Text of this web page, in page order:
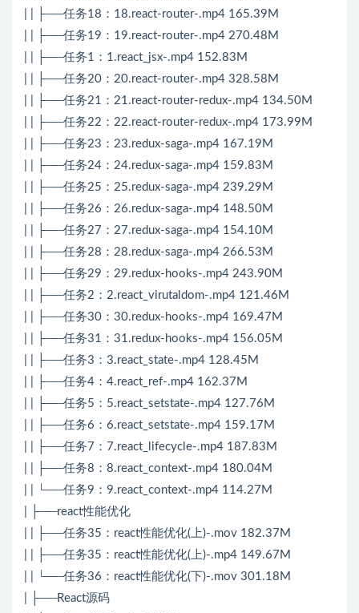
| | ├──任务18：18.react-router-.mp4 165.39M
| | ├──任务19：19.react-router-.mp4 270.48M
| | ├──任务1：1.react_jsx-.mp4 152.83M
| | ├──任务20：20.react-router-.mp4 328.58M
| | ├──任务21：21.react-router-redux-.mp4 134.50M
| | ├──任务22：22.react-router-redux-.mp4 173.99M
| | ├──任务23：23.redux-saga-.mp4 167.19M
| | ├──任务24：24.redux-saga-.mp4 159.83M
| | ├──任务25：25.redux-saga-.mp4 239.29M
| | ├──任务26：26.redux-saga-.mp4 148.50M
| | ├──任务27：27.redux-saga-.mp4 154.10M
| | ├──任务28：28.redux-saga-.mp4 266.53M
| | ├──任务29：29.redux-hooks-.mp4 243.90M
| | ├──任务2：2.react_virutaldom-.mp4 121.46M
| | ├──任务30：30.redux-hooks-.mp4 169.47M
| | ├──任务31：31.redux-hooks-.mp4 156.05M
| | ├──任务3：3.react_state-.mp4 128.45M
| | ├──任务4：4.react_ref-.mp4 162.37M
| | ├──任务5：5.react_setstate-.mp4 127.76M
| | ├──任务6：6.react_setstate-.mp4 159.17M
| | ├──任务7：7.react_lifecycle-.mp4 187.83M
| | ├──任务8：8.react_context-.mp4 180.04M
| | └──任务9：9.react_context-.mp4 114.27M
| ├──react性能优化
| | ├──任务35：react性能优化(上)-.mov 182.37M
| | ├──任务35：react性能优化(上)-.mp4 149.67M
| | └──任务36：react性能优化(下)-.mov 301.18M
| ├──React源码